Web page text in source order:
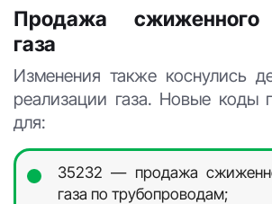
Продажа сжиженного
газа
Изменения также коснулись
реализации газа. Новые коды
для:
35232 — продажа
газа по трубопроводам;